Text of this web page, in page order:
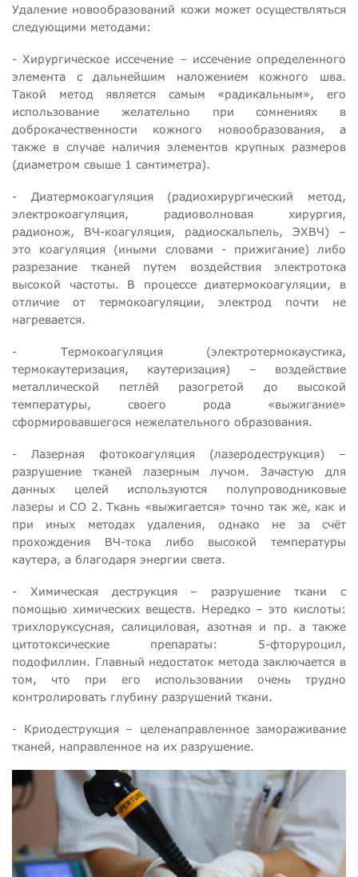
Удаление новообразований кожи может осуществляться
следующими методами:
- Хирургическое иссечение – иссечение определенного
элемента с дальнейшим наложением кожного шва.
Такой метод является самым «радикальным», его
использование желательно при сомнениях в
доброкачественности кожного новообразования, а
также в случае наличия элементов крупных размеров
(диаметром свыше 1 сантиметра).
- Диатермокоагуляция (радиохирургический метод,
электрокоагуляция, радиоволновая хирургия,
радионож, ВЧ-коагуляция, радиоскальпель, ЭХВЧ) –
это коагуляция (иными словами - прижигание) либо
разрезание тканей путем воздействия электротока
высокой частоты. В процессе диатермокоагуляции, в
отличие от термокоагуляции, электрод почти не
нагревается.
- Термокоагуляция (электротермокаустика,
термокаутеризация, каутеризация) – воздействие
металлической петлёй разогретой до высокой
температуры, своего рода «выжигание»
сформировавшегося нежелательного образования.
- Лазерная фотокоагуляция (лазеродеструкция) –
разрушение тканей лазерным лучом. Зачастую для
данных целей используются полупроводниковые
лазеры и СО 2. Ткань «выжигается» точно так же, как и
при иных методах удаления, однако не за счёт
прохождения ВЧ-тока либо высокой температуры
каутера, а благодаря энергии света.
- Химическая деструкция – разрушение ткани с
помощью химических веществ. Нередко – это кислоты:
трихлоруксусная, салициловая, азотная и пр. а также
цитотоксические препараты: 5-фторуроцил,
подофиллин. Главный недостаток метода заключается в
том, что при его использовании очень трудно
контролировать глубину разрушений ткани.
- Криодеструкция – целенаправленное замораживание
тканей, направленное на их разрушение.